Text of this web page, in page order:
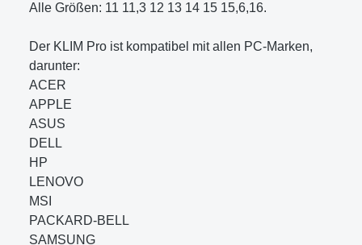
Alle Größen: 11 11,3 12 13 14 15 15,6,16.
Der KLIM Pro ist kompatibel mit allen PC-Marken,
darunter:
ACER
APPLE
ASUS
DELL
HP
LENOVO
MSI
PACKARD-BELL
SAMSUNG